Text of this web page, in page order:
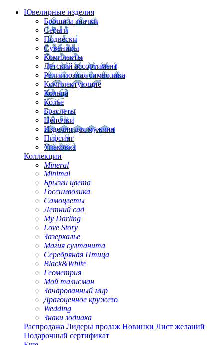
Ювелирные изделия
Броши и значки
Серьги
Подвески
Сувениры
Комплекты
Детский ассортимент
Религиозная символика
Комплектующие
Кольца
Колье
Браслеты
Цепочки
Изделия для мужчин
Пирсинг
Упаковка
Коллекции
Mineral
Minimal
Брызги цвета
Госсимволика
Самоцветы
Летний сад
My Darling
Love Story
Зазеркалье
Магия султанита
Серебряная Птица
Black&White
Геометрия
Мой талисман
Зачарованный мир
Драгоценное кружево
Wedding
Знаки зодиака
Распродажа Лидеры продаж Новинки Лист желаний
Подарочный сертификат